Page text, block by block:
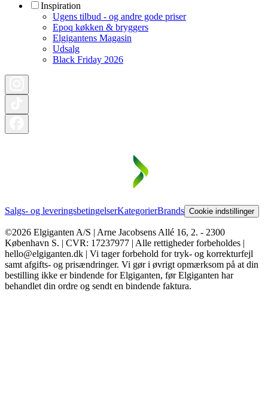
Inspiration
Ugens tilbud - og andre gode priser
Epoq køkken & bryggers
Elgigantens Magasin
Udsalg
Black Friday 2026
Salgs- og leveringsbetingelserKategorierBrands Cookie indstillinger
©2026 Elgiganten A/S | Arne Jacobsens Allé 16, 2. - 2300
København S. | CVR: 17237977 | Alle rettigheder forbeholdes |
hello@elgiganten.dk | Vi tager forbehold for tryk- og korrekturfejl
samt afgifts- og prisændringer. Vi gør i øvrigt opmærksom på at din
bestilling ikke er bindende for Elgiganten, før Elgiganten har
behandlet din ordre og sendt en bindende faktura.